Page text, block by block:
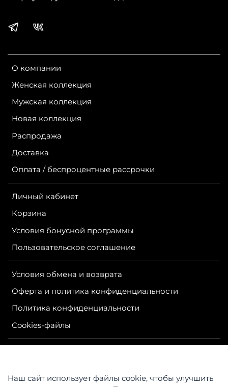
О компании
Женская коллекция
Мужская коллекция
Новая коллекция
Распродажа
Доставка
Оплата / беспроцентные рассрочки
Личный кабинет
Корзина
Условия бонусной программы
Пользовательское соглашение
Условия обмена и возврата
Оферта и политика конфиденциальности
Политика конфиденциальности
Сookies-файлы
ИНН 381100245830
Наш сайт использует файлы cookie, чтобы улучшить